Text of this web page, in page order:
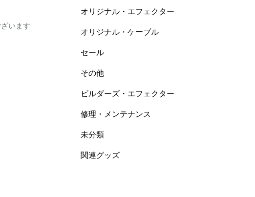
います
オリジナル・エフェクター
オリジナル・ケーブル
セール
その他
ビルダーズ・エフェクター
修理・メンテナンス
未分類
関連グッズ